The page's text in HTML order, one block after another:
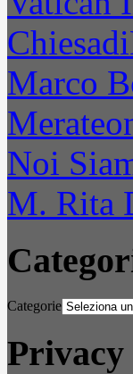
Marco
Noi
M. Rita
Categorie
Privacy